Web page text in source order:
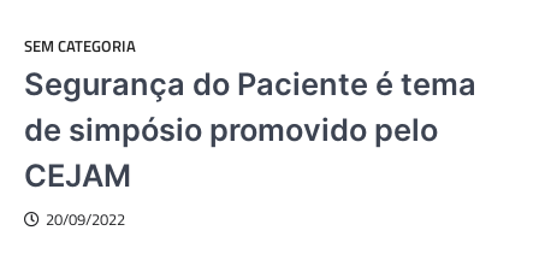
SEM CATEGORIA
Segurança do Paciente é tema
de simpósio promovido pelo
CEJAM
20/09/2022